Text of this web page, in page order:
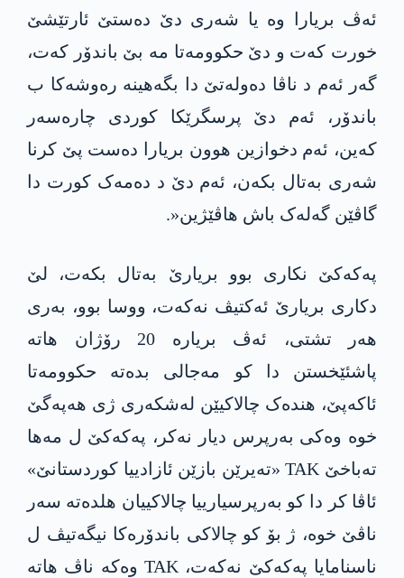
ئەڤ بریارا وە یا شەری دێ دەستێ ئارتێشێ
خورت کەت و دێ حکوومەتا مە بێ باندۆر کەت،
گەر ئەم د ناڤا دەولەتێ دا بگەهینە رەوشەکا ب
باندۆر، ئەم دێ پرسگرێکا کوردی چارەسەر
کەین، ئەم دخوازین ھوون بریارا دەست پێ کرنا
شەری بەتال بکەن، ئەم دێ د دەمەک کورت دا
گاڤێن گەلەک باش هاڤێژین«.
پەکەکێ نکاری بوو بریارێ بەتال بکەت، لێ
دکاری بریارێ ئەکتیڤ نەکەت، ووسا بوو، بەری
ھەر تشتی، ئەڤ بریارە 20 رۆژان ھاتە
پاشئێخستن دا کو مەجالی بدەتە حکوومەتا
ئاکەپێ، ھندەک چالاکیێن لەشکەری ژی ھەپەگێ
خوە وەکی بەرپرس دیار نەکر، پەکەکێ ل مەھا
تەباخێ TAK «تەیرێن بازێن ئازادییا کوردستانێ»
ئاڤا کر دا کو بەرپرسیارییا چالاکییان ھلدەتە سەر
ناڤێ خوە، ژ بۆ کو چالاکی باندۆرەکا نیگەتیڤ ل
ناسنامایا پەکەکێ نەکەت، TAK وەکە ناڤ ھاتە